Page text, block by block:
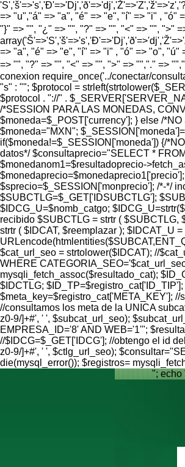
=> "u","á" => "a", "é" => "e", "í" => "i" , "ó"
"}" => "", "¿" => "", "?" => "", "<" => "", ">"
=> "a", "é" => "e", "í" => "i" , "ó" => "o", "ú"
=> "", "?" => "", "<" => "", ">" => "","." =>
conexion require_once('../conectar/
"s" : ""; $protocol =
$protocol . "://" .
/*SESSION PARA LAS MONEDAS,
$moneda=$_POST['currency']; } else /
$moneda="MXN";
if($moneda!=$_SESSION['moneda']) {/
datos*/ $consultaprecio="SELECT *
$monedanom1=$resultadoprecio-
$sprecio=$_SESSION['monprecio']; /*-*/
$SUBCTLG=$_GET['IDSUBCTLG'];
$IDCG_U=$nomb_catgo;
recibido $SUBCTLG = strtr (
strtr ( $IDCAT, $reemplazar ); $IDCAT_U
$cat_url_seo = strtolower($IDCAT); //
WHERE
mysqli_fetch_assoc($resultado_cat);
$IDCTLG;
$meta_key=$registro_cat['META_KEY'];
//consultamos los meta de la UNICA
z0-9/]+#', ' ', $subcat_url_seo);
EMPRESA_ID='8' AND WEB='1'";
//$IDCG=$_GET['IDCG']; //obtengo el id
z0-9/]+#', ' ', $ctlg_url_seo);
die(mysql_error()); $registros=
"; echo